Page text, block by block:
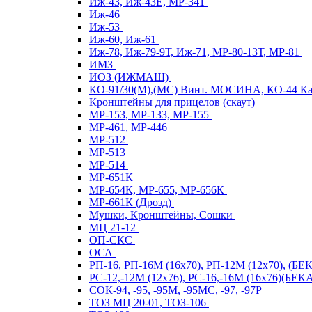
Иж-46
Иж-53
Иж-60, Иж-61
Иж-78, Иж-79-9Т, Иж-71, МР-80-13Т, МР-81
ИМЗ
ИОЗ (ИЖМАШ)
КО-91/30(М),(МС) Винт. МОСИНА, КО-44
Кронштейны для прицелов (скаут)
МР-153, МР-133, МР-155
МР-461, МР-446
МР-512
МР-513
МР-514
МР-651К
МР-654К, МР-655, МР-656К
МР-661К (Дрозд)
Мушки, Кронштейны, Сошки
МЦ 21-12
ОП-СКС
ОСА
РП-16, РП-16М (16х70), РП-12М (12х70),
РС-12,-12М (12х76), РС-16,-16М
СОК-94, -95, -95М, -95МС, -97, -97Р
ТОЗ МЦ 20-01, ТОЗ-106